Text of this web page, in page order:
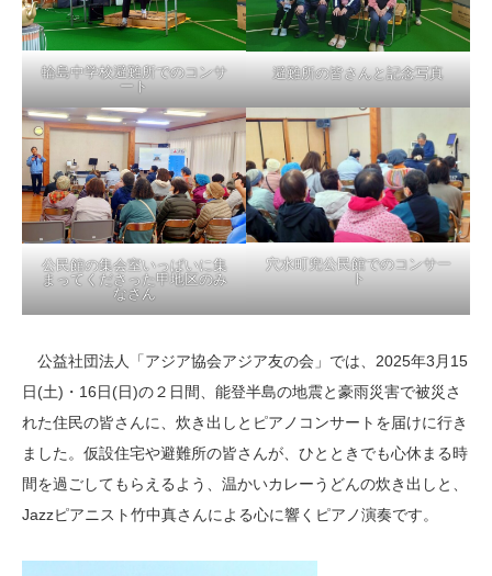
輪島中学校避難所でのコンサ
ート
避難所の皆さんと記念写真
公民館の集会室いっぱいに集
まってくださった甲地区のみ
なさん
穴水町兜公民館でのコンサー
ト
公益社団法人「アジア協会アジア友の会」では、2025年3月15
日(土)・16日(日)の２日間、能登半島の地震と豪雨災害で被災さ
れた住民の皆さんに、炊き出しとピアノコンサートを届けに行き
ました。仮設住宅や避難所の皆さんが、ひとときでも心休まる時
間を過ごしてもらえるよう、温かいカレーうどんの炊き出しと、
Jazzピアニスト竹中真さんによる心に響くピアノ演奏です。